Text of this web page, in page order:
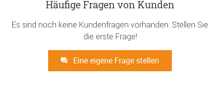
Häufige Fragen von Kunden
Es sind noch keine Kundenfragen vorhanden. Stellen Sie
die erste Frage!
Eine eigene Frage stellen